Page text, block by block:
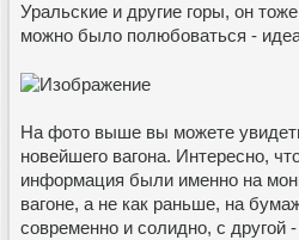
Уральские и другие горы, он
можно было полюбоваться -
На фото выше вы можете
новейшего вагона. Интересно,
информация были именно на
вагоне, а не как раньше, на
современно и солидно, с другой